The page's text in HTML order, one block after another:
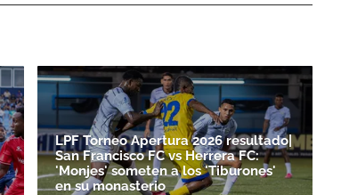
LPF Torneo Apertura 2026 resultado|
San Francisco FC vs Herrera FC:
'Monjes' someten a los 'Tiburones'
en su monasterio